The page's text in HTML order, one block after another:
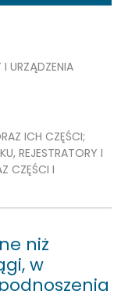
URZĄDZENIA
ICH CZĘŚCI;
REJESTRATORY I
CZĘŚCI I
niż
w